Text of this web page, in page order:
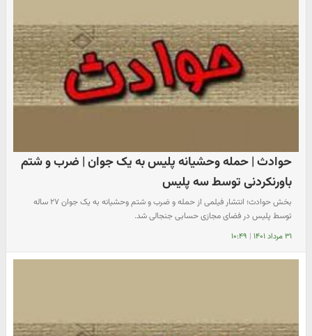
حوادث | حمله وحشیانه پلیس به یک جوان | ضرب و شتم
باورنکردنی توسط سه پلیس
بخش حوادث؛ انتشار فیلمی از حمله و ضرب و شتم وحشیانه به یک جوان ۲۷ ساله
توسط پلیس در فضای مجازی حسابی جنجالی شد.
۳۱ مرداد ۱۴۰۱ | ۱۰:۴۹